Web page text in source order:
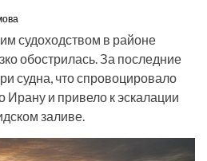
судоходством в районе
обострилась. За последние
судна, что спровоцировало
и привело к эскалации
заливе.